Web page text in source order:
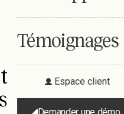
Témoignages
Espace client
Demander une démo
pas le
un plan